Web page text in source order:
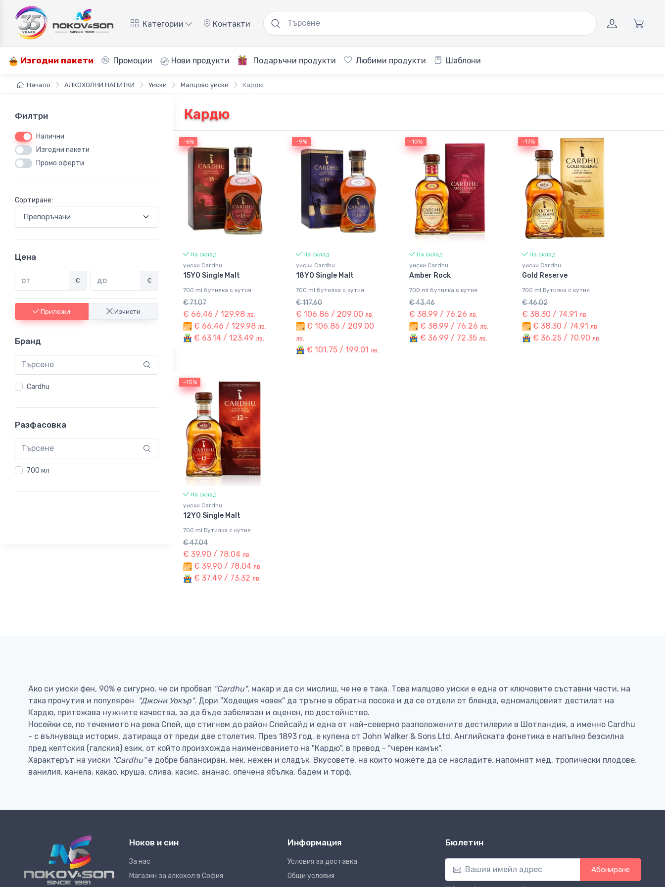
Категории Контакти
Изгодни пакети Промоции Нови продукти Подаръчни продукти Любими продукти Шаблони
Начало АЛКОХОЛНИ НАПИТКИ Уиски Малцово уиски Кардю
Филтри
Налични
Изгодни пакети
Промо оферти
Сортиране:
Цена
€ €
Приложи Изчисти
Бранд
Cardhu
Разфасовка
700 мл
Кардю
-6%
-6%
На склад
уиски Cardhu
15YO Single Malt
700 ml бутилка с кутия
€ 71.07
€ 66.46 / 129.98 лв.
€ 66.46 / 129.98 лв.
€ 63.14 / 123.49 лв.
-9%
-9%
На склад
уиски Cardhu
18YO Single Malt
700 ml бутилка с кутия
€ 117.60
€ 106.86 / 209.00 лв.
€ 106.86 / 209.00
лв.
€ 101.75 / 199.01 лв.
-10%
-10%
На склад
уиски Cardhu
Amber Rock
700 ml бутилка с кутия
€ 43.46
€ 38.99 / 76.26 лв.
€ 38.99 / 76.26 лв.
€ 36.99 / 72.35 лв.
-17%
-17%
На склад
уиски Cardhu
Gold Reserve
700 ml Бутилка с кутия
€ 46.02
€ 38.30 / 74.91 лв.
€ 38.30 / 74.91 лв.
€ 36.25 / 70.90 лв.
-15%
-15%
На склад
уиски Cardhu
12YO Single Malt
700 ml Бутилка с кутия
€ 47.04
€ 39.90 / 78.04 лв.
€ 39.90 / 78.04 лв.
€ 37.49 / 73.32 лв.
Ако си уиски фен, 90% е сигурно, че си пробвал "Cardhu", макар и да си мислиш, че не е така. Това малцово уиски е една от ключовите съставни части, на
така прочутия и популярен
"Джони Уокър". Дори "Ходещия човек" да тръгне в обратна посока и да се отдели от бленда, едномалцовият дестилат на
Кардю, притежава нужните качества, за да бъде забелязан и оценен, по достойнство.
Носейки се, по течението на река Спей, ще стигнем до район Спейсайд и една от най-северно разположените дестилерии в Шотландия, а именно Cardhu
- с вълнуваща история, датираща от преди две столетия. През 1893 год. е купена от John Walker & Sons Ltd. Английската фонетика е напълно безсилна
пред келтския (галския) език, от който произхожда наименованието на "Кардю", в превод - "черен камък".
Характерът на уиски "Cardhu"е добре балансиран, мек, нежен и сладък. Вкусовете, на които можете да се насладите, напомнят мед, тропически плодове,
ванилия, канела, какао, круша, слива, касис, ананас, опечена ябълка, бадем и торф.
Ноков и син
За нас
Магазин за алкохол в София
Информация
Условия за доставка
Общи условия
Бюлетин
Абониране